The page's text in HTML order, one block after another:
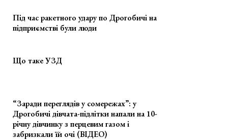
Під час ракетного удару по Дрогобичі на
підприємстві були люди
Що таке УЗД
“Заради переглядів у сомережах”: у
Дрогобичі дівчата-підлітки напали на 10-
річну дівчинку з перцевим газом і
забризкали їй очі (ВІДЕО)